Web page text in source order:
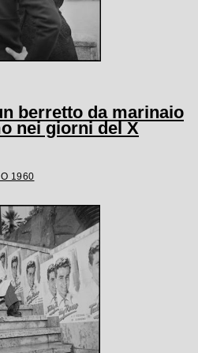
berretto da marinaio
nei giorni del X
1960